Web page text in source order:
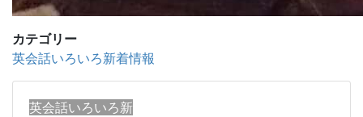
カテゴリー
英会話いろいろ新着情報
英会話いろいろ新